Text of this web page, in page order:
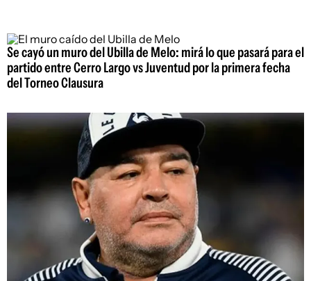
Se cayó un muro del Ubilla de Melo: mirá lo que pasará para el
partido entre Cerro Largo vs Juventud por la primera fecha
del Torneo Clausura